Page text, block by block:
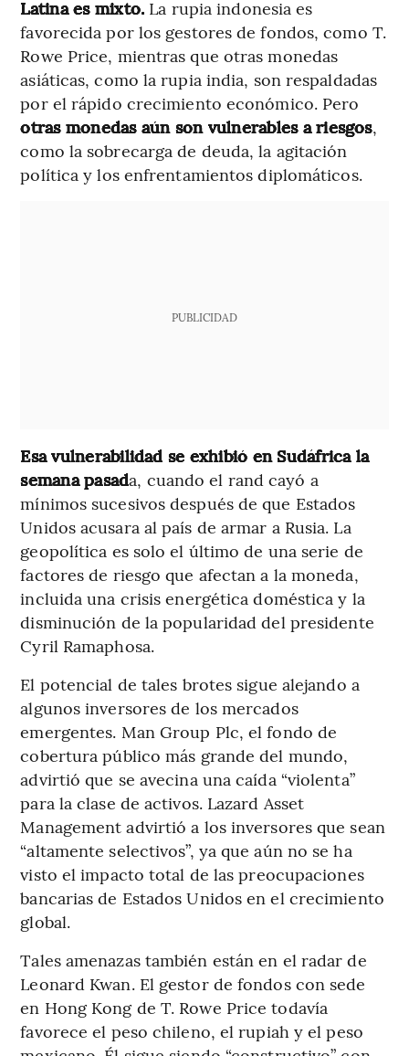
Latina es mixto. La rupia indonesia es
favorecida por los gestores de fondos, como T.
Rowe Price, mientras que otras monedas
asiáticas, como la rupia india, son respaldadas
por el rápido crecimiento económico. Pero
otras monedas aún son vulnerables a riesgos,
como la sobrecarga de deuda, la agitación
política y los enfrentamientos diplomáticos.
PUBLICIDAD
Esa vulnerabilidad se exhibió en Sudáfrica la
semana pasada, cuando el rand cayó a
mínimos sucesivos después de que Estados
Unidos acusara al país de armar a Rusia. La
geopolítica es solo el último de una serie de
factores de riesgo que afectan a la moneda,
incluida una crisis energética doméstica y la
disminución de la popularidad del presidente
Cyril Ramaphosa.
El potencial de tales brotes sigue alejando a
algunos inversores de los mercados
emergentes. Man Group Plc, el fondo de
cobertura público más grande del mundo,
advirtió que se avecina una caída “violenta”
para la clase de activos. Lazard Asset
Management advirtió a los inversores que sean
“altamente selectivos”, ya que aún no se ha
visto el impacto total de las preocupaciones
bancarias de Estados Unidos en el crecimiento
global.
Tales amenazas también están en el radar de
Leonard Kwan. El gestor de fondos con sede
en Hong Kong de T. Rowe Price todavía
favorece el peso chileno, el rupiah y el peso